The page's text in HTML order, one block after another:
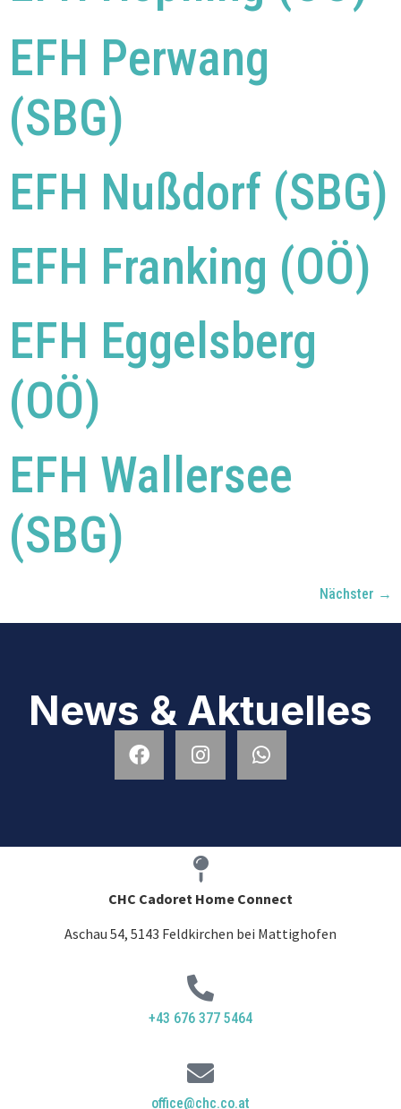
EFH Perwang
(SBG)
EFH Nußdorf (SBG)
EFH Franking (OÖ)
EFH Eggelsberg
(OÖ)
EFH Wallersee
(SBG)
Nächster →
News & Aktuelles
CHC Cadoret Home Connect
Aschau 54, 5143 Feldkirchen bei Mattighofen​
+43 676 377 5464
office@chc.co.at